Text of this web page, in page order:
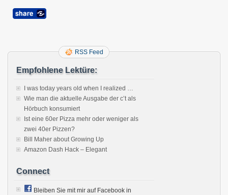
RSS Feed
Empfohlene Lektüre:
I was today years old when I realized …
Wie man die aktuelle Ausgabe der c’t als
Hörbuch konsumiert
Ist eine 60er Pizza mehr oder weniger als
zwei 40er Pizzen?
Bill Maher about Growing Up
Amazon Dash Hack – Elegant
Connect
Bleiben Sie mit mir auf Facebook in